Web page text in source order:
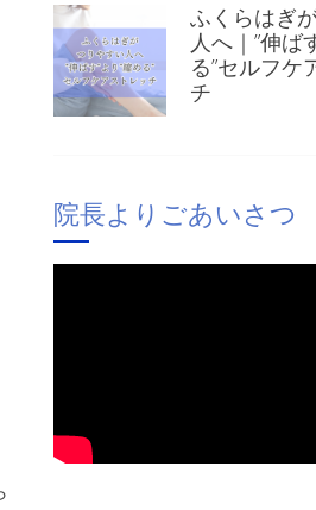
ふくらはぎ
人へ｜”伸ば
る”セルフケ
チ
院長よりごあいさつ